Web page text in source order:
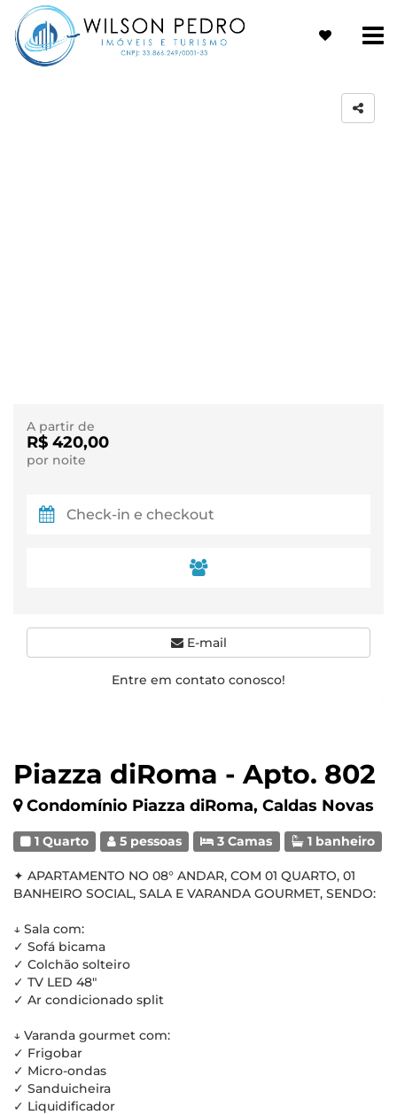
Piazza diRoma - Apto. 802
Condomínio Piazza diRoma, Caldas Novas
1 Quarto 5 pessoas 3 Camas 1 banheiro
✦ APARTAMENTO NO 08° ANDAR, COM 01 QUARTO, 01
BANHEIRO SOCIAL, SALA E VARANDA GOURMET, SENDO:
↓ Sala com:
✓ Sofá bicama
✓ Colchão solteiro
✓ TV LED 48"
✓ Ar condicionado split
↓ Varanda gourmet com:
✓ Frigobar
✓ Micro-ondas
✓ Sanduicheira
✓ Liquidificador
A partir de
R$ 420,00
por noite
E-mail
Entre em contato conosco!